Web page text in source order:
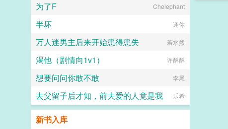
为了F Chelephant
半坏 逢你
万人迷男主后来开始患得患失 若水然
渴他（剧情向1v1） 许酥酥
想要问问你敢不敢 李尾
去父留子后才知，前夫爱的人竟是我 乐希
新书入库